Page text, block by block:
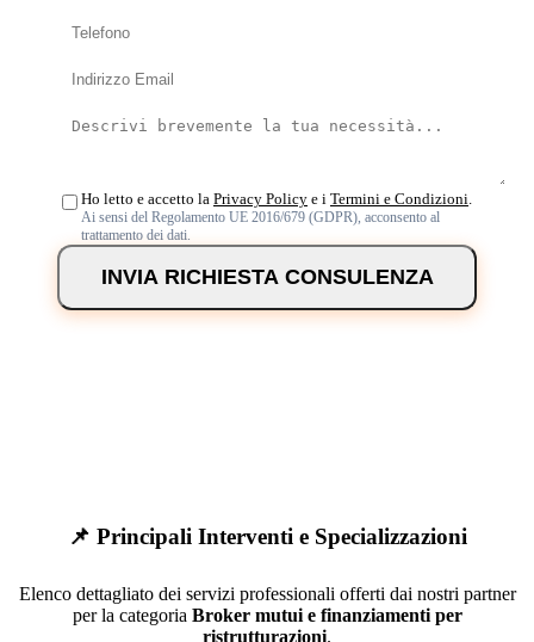
Ho letto e accetto la Privacy Policy e i Termini e Condizioni.
Ai sensi del Regolamento UE 2016/679 (GDPR), acconsento al
trattamento dei dati.
INVIA RICHIESTA CONSULENZA
📌 Principali Interventi e Specializzazioni
Elenco dettagliato dei servizi professionali offerti dai nostri partner
per la categoria Broker mutui e finanziamenti per
ristrutturazioni.